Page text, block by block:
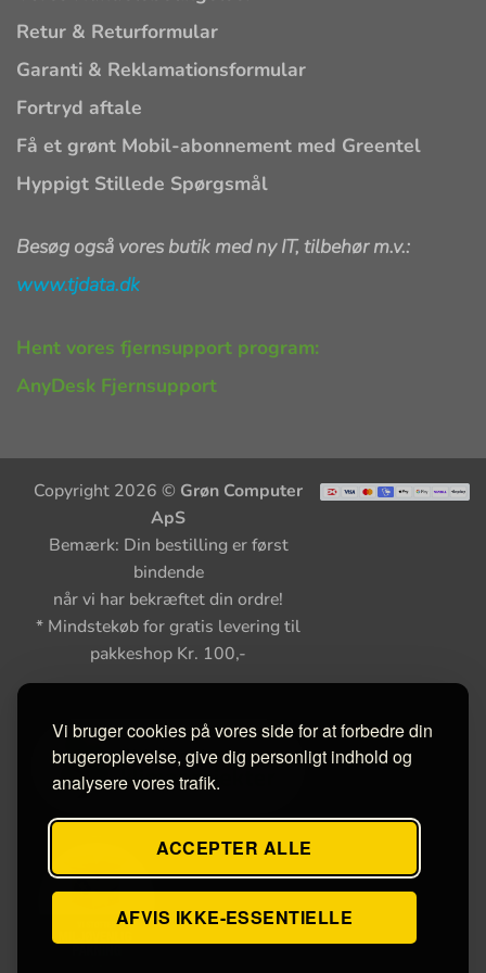
Vi bruger cookies på vores side for at forbedre din
brugeroplevelse, give dig personligt indhold og
analysere vores trafik.
ACCEPTER ALLE
AFVIS IKKE-ESSENTIELLE
Retur & Returformular
Garanti & Reklamationsformular
Fortryd aftale
Få et grønt Mobil-abonnement med Greentel
Hyppigt Stillede Spørgsmål
Besøg også vores butik med ny IT, tilbehør m.v.:
www.tjdata.dk
Hent vores fjernsupport program:
AnyDesk Fjernsupport
Copyright 2026 © Grøn Computer
ApS
Bemærk: Din bestilling er først
bindende
når vi har bekræftet din ordre!
* Mindstekøb for gratis levering til
pakkeshop Kr. 100,-